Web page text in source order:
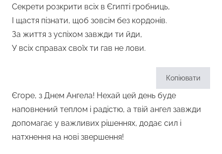
Секрети розкрити всіх в Єгипті гробниць,
І щастя пізнати, щоб зовсім без кордонів.
За життя з успіхом завжди ти йди,
У всіх справах своїх ти гав не лови.
Копіювати
Єгоре, з Днем Ангела! Нехай цей день буде
наповнений теплом і радістю, а твій ангел завжди
допомагає у важливих рішеннях, додає сил і
натхнення на нові звершення!